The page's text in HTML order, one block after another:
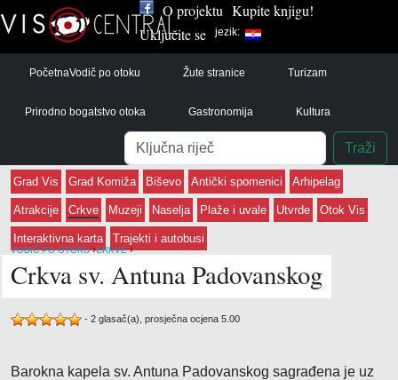
O projektu Kupite knjigu!
Uključite se
jezik:
PočetnaVodič po otoku Žute stranice Turizam
Prirodno bogatstvo otoka Gastronomija Kultura
Pretraga
Traži
Grad Vis Grad Komiža Biševo Antički spomenici Arhipelag
Atrakcije Crkve Muzeji Naselja Plaže i uvale Utvrde Otok Vis
Interaktivna karta Trajekti i autobusi
VODIČ PO OTOKU ›CRKVE ›
Crkva sv. Antuna Padovanskog
- 2 glasač(a), prosječna ocjena 5.00
Barokna kapela sv. Antuna Padovanskog sagrađena je uz